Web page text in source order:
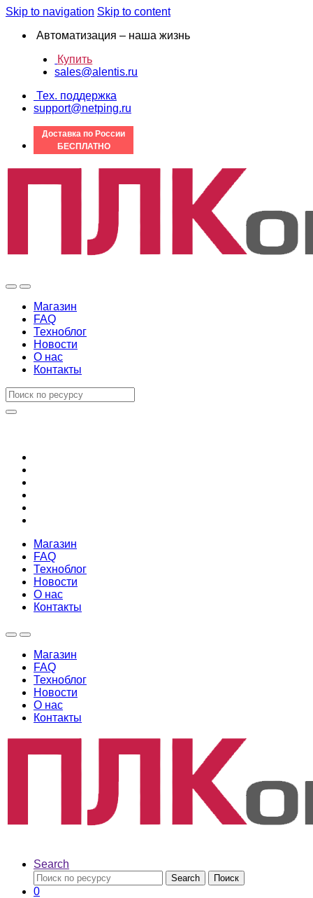
Skip to navigation Skip to content
Автоматизация – наша жизнь
Купить
sales@alentis.ru
Тех. поддержка
support@netping.ru
Доставка по России
БЕСПЛАТНО
Магазин
FAQ
Техноблог
Новости
О нас
Контакты
Магазин
FAQ
Техноблог
Новости
О нас
Контакты
Магазин
FAQ
Техноблог
Новости
О нас
Контакты
Search
Search Поиск
0